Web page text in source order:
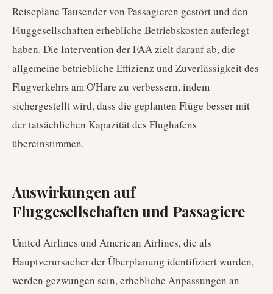
Reisepläne Tausender von Passagieren gestört und den
Fluggesellschaften erhebliche Betriebskosten auferlegt
haben. Die Intervention der FAA zielt darauf ab, die
allgemeine betriebliche Effizienz und Zuverlässigkeit des
Flugverkehrs am O'Hare zu verbessern, indem
sichergestellt wird, dass die geplanten Flüge besser mit
der tatsächlichen Kapazität des Flughafens
übereinstimmen.
Auswirkungen auf
Fluggesellschaften und Passagiere
United Airlines und American Airlines, die als
Hauptverursacher der Überplanung identifiziert wurden,
werden gezwungen sein, erhebliche Anpassungen an